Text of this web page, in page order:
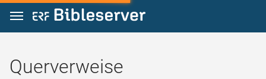
Zum Inhalt springen
Querverweise